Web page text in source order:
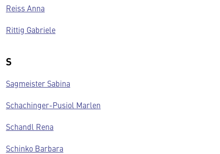
Reiss Anna
Rittig Gabriele
S
Sagmeister Sabina
Schachinger-Pusiol Marlen
Schandl Rena
Schinko Barbara